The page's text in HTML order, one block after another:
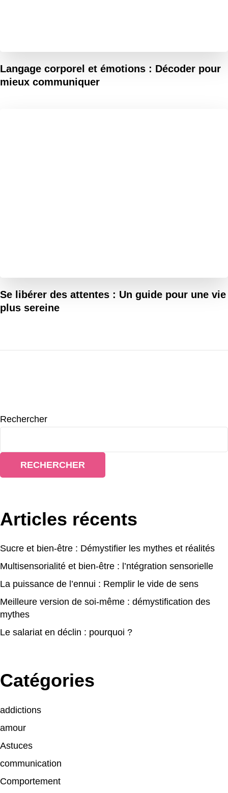
Langage corporel et émotions : Décoder pour
mieux communiquer
Se libérer des attentes : Un guide pour une vie
plus sereine
Rechercher
RECHERCHER
Articles récents
Sucre et bien-être : Démystifier les mythes et réalités
Multisensorialité et bien-être : l’ntégration sensorielle
La puissance de l’ennui : Remplir le vide de sens
Meilleure version de soi-même : démystification des
mythes
Le salariat en déclin : pourquoi ?
Catégories
addictions
amour
Astuces
communication
Comportement